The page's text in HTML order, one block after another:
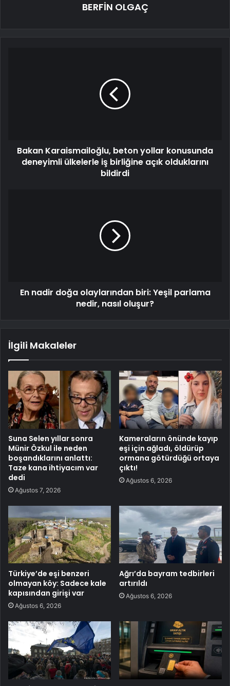
BERFİN OLGAÇ
Bakan Karaismailoğlu, beton yollar konusunda
deneyimli ülkelerle iş birliğine açık olduklarını
bildirdi
En nadir doğa olaylarından biri: Yeşil parlama
nedir, nasıl oluşur?
İlgili Makaleler
Suna Selen yıllar sonra
Münir Özkul ile neden
boşandıklarını anlattı:
Taze kana ihtiyacım var
dedi
Ağustos 7, 2026
Kameraların önünde kayıp
eşi için ağladı, öldürüp
ormana götürdüğü ortaya
çıktı!
Ağustos 6, 2026
Türkiye’de eşi benzeri
olmayan köy: Sadece kale
kapısından girişi var
Ağustos 6, 2026
Ağrı’da bayram tedbirleri
artırıldı
Ağustos 6, 2026